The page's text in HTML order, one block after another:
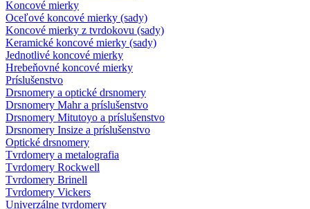
Koncové mierky
Oceľové koncové mierky (sady)
Koncové mierky z tvrdokovu (sady)
Keramické koncové mierky (sady)
Jednotlivé koncové mierky
Hrebeňovné koncové mierky
Príslušenstvo
Drsnomery a optické drsnomery
Drsnomery Mahr a príslušenstvo
Drsnomery Mitutoyo a príslušenstvo
Drsnomery Insize a príslušenstvo
Optické drsnomery
Tvrdomery a metalografia
Tvrdomery Rockwell
Tvrdomery Brinell
Tvrdomery Vickers
Univerzálne tvrdomery